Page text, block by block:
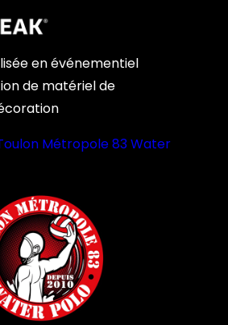
en événementiel
de matériel de
Métropole 83 Water